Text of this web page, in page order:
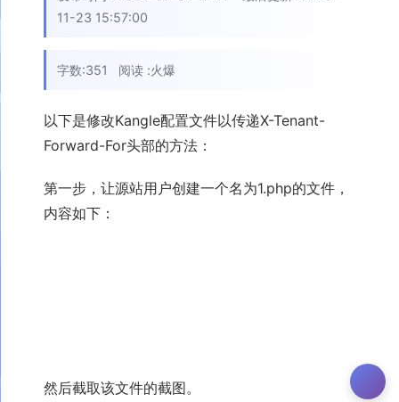
11-23 15:57:00
字数:351 阅读 :火爆
以下是修改Kangle配置文件以传递X-Tenant-
Forward-For头部的方法：
第一步，让源站用户创建一个名为1.php的文件，
内容如下：
然后截取该文件的截图。